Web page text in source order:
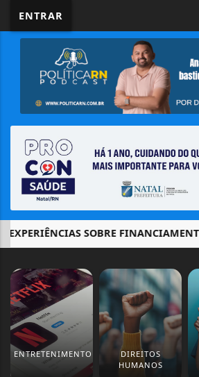
ENTRAR
SOBRE
ENTRETENIMENTO
DIREITOS
HUMANOS